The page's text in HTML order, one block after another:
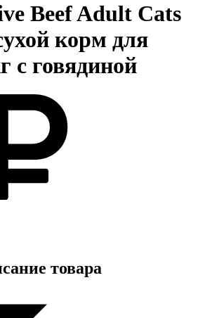
Beef Adult Cats
корм для
с говядиной
товара